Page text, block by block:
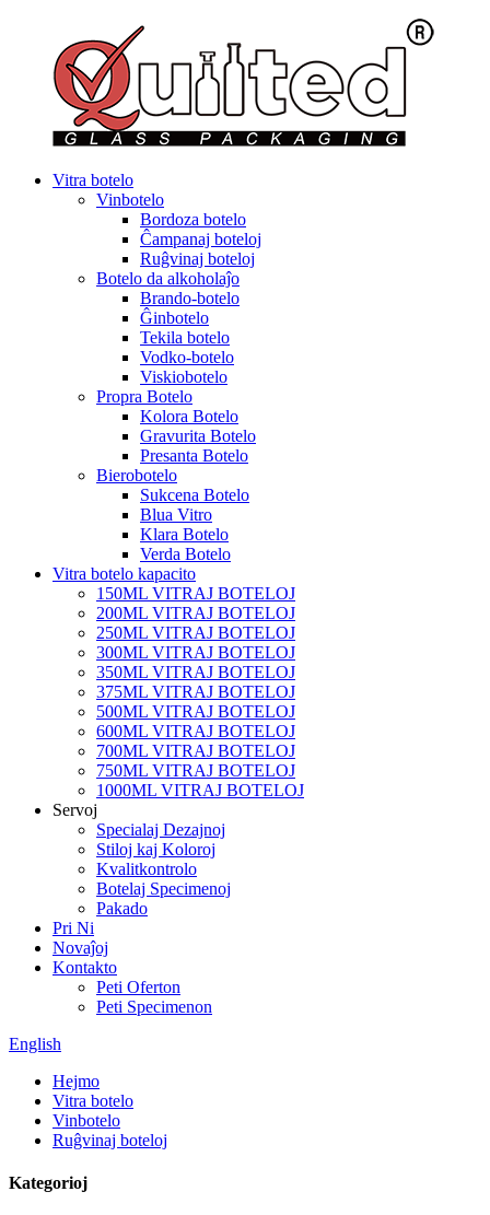
Vitra botelo
Vinbotelo
Bordoza botelo
Ĉampanaj boteloj
Ruĝvinaj boteloj
Botelo da alkoholaĵo
Brando-botelo
Ĝinbotelo
Tekila botelo
Vodko-botelo
Viskiobotelo
Propra Botelo
Kolora Botelo
Gravurita Botelo
Presanta Botelo
Bierobotelo
Sukcena Botelo
Blua Vitro
Klara Botelo
Verda Botelo
Vitra botelo kapacito
150ML VITRAJ BOTELOJ
200ML VITRAJ BOTELOJ
250ML VITRAJ BOTELOJ
300ML VITRAJ BOTELOJ
350ML VITRAJ BOTELOJ
375ML VITRAJ BOTELOJ
500ML VITRAJ BOTELOJ
600ML VITRAJ BOTELOJ
700ML VITRAJ BOTELOJ
750ML VITRAJ BOTELOJ
1000ML VITRAJ BOTELOJ
Servoj
Specialaj Dezajnoj
Stiloj kaj Koloroj
Kvalitkontrolo
Botelaj Specimenoj
Pakado
Pri Ni
Novaĵoj
Kontakto
Peti Oferton
Peti Specimenon
English
Hejmo
Vitra botelo
Vinbotelo
Ruĝvinaj boteloj
Kategorioj